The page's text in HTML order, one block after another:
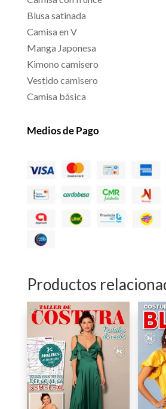
Blusa satinada
Camisa en V
Manga Japonesa
Kimono camisero
Vestido camisero
Camisa básica
Medios de Pago
Productos